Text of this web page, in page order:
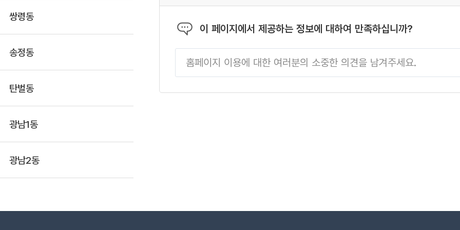
쌍령동
송정동
탄벌동
광남1동
광남2동
○ 관련문의 : 광주시가족센터 가족성
성장팀(070-4706-3622)
이 페이지에서 제공하는 정보에 대하여 만족하십니까?